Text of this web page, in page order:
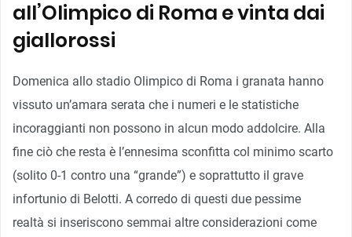
all’Olimpico di Roma e vinta dai
giallorossi
Domenica allo stadio Olimpico di Roma i granata hanno
vissuto un’amara serata che i numeri e le statistiche
incoraggianti non possono in alcun modo addolcire. Alla
fine ciò che resta è l’ennesima sconfitta col minimo scarto
(solito 0-1 contro una “grande”) e soprattutto il grave
infortunio di Belotti. A corredo di questi due pessime
realtà si inseriscono semmai altre considerazioni come